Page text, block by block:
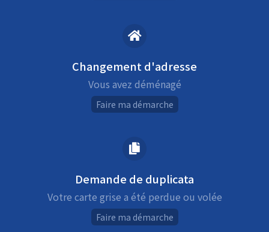
Changement d'adresse
Vous avez déménagé
Faire ma démarche
Demande de duplicata
Votre carte grise a été perdue ou volée
Faire ma démarche